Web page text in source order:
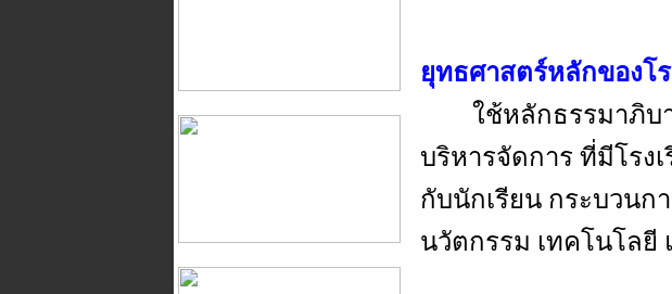
ยุทธศาสตร์หลักของโ
ใช้หลักธรรมาภิบา
บริหารจัดการ ที่มีโรง
กับนักเรียน กระบวนก
นวัตกรรม เทคโนโลยี